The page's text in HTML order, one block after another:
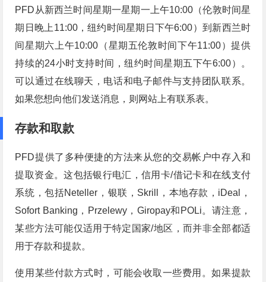
PFD从新西兰时间星期一星期一上午10:00（伦敦时间星
期日晚上11:00，纽约时间星期日下午6:00）到新西兰时
间星期六上午10:00（星期五伦敦时间下午11:00）提供
持续的24小时支持时间，纽约时间星期五下午6:00）。
可以通过在线聊天，电话和电子邮件与支持团队联系。
如果您想向他们发送消息，则网站上有联系表。
存款和取款
PFD提供了多种便捷的方法来从您的交易帐户中存入和
提取资金。这包括银行电汇，信用卡/借记卡和在线支付
系统，包括Neteller，银联，Skrill，本地存款，iDeal，
Sofort Banking，Przelewy，Giropay和POLi。请注意，
某些方法可能仅适用于特定国家/地区，而并非全部都适
用于存款和提款。
使用某些付款方式时，可能会收取一些费用。如果提款